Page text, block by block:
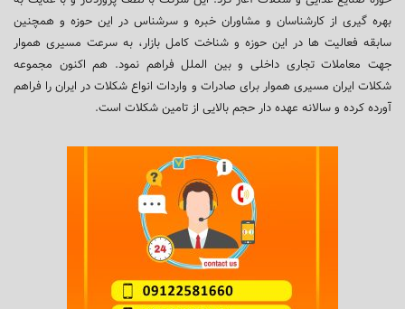
بهره گیری از کارشناسان و مشاوران خبره و سرشناس در این حوزه و همچنین
سابقه فعالیت ها در این حوزه و شناخت کامل بازار، به سرعت مسیری هموار
جهت معاملات تجاری داخلی و بین الملل فراهم نمود. هم اکنون مجموعه
شکلات ایران مسیری هموار برای صادرات و واردات انواع شکلات در ایران را فراهم
آورده کرده و سالانه عهده دار حجم بالایی از تامین شکلات است.